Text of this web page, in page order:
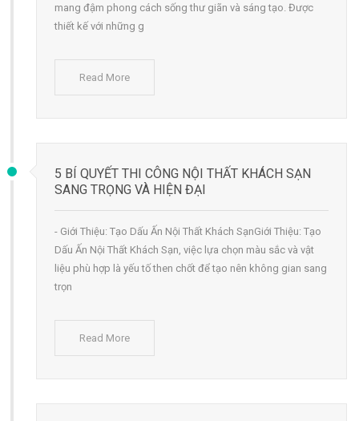
mang đậm phong cách sống thư giãn và sáng tạo. Được
thiết kế với những g
Read More
5 BÍ QUYẾT THI CÔNG NỘI THẤT KHÁCH SẠN
SANG TRỌNG VÀ HIỆN ĐẠI
- Giới Thiệu: Tạo Dấu Ấn Nội Thất Khách SạnGiới Thiệu: Tạo
Dấu Ấn Nội Thất Khách Sạn, việc lựa chọn màu sắc và vật
liệu phù hợp là yếu tố then chốt để tạo nên không gian sang
trọn
Read More